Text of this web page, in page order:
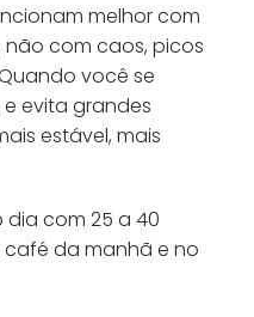
melhor com
não com caos, picos
você se
evita grandes
estável, mais
com 25 a 40
da manhã e no